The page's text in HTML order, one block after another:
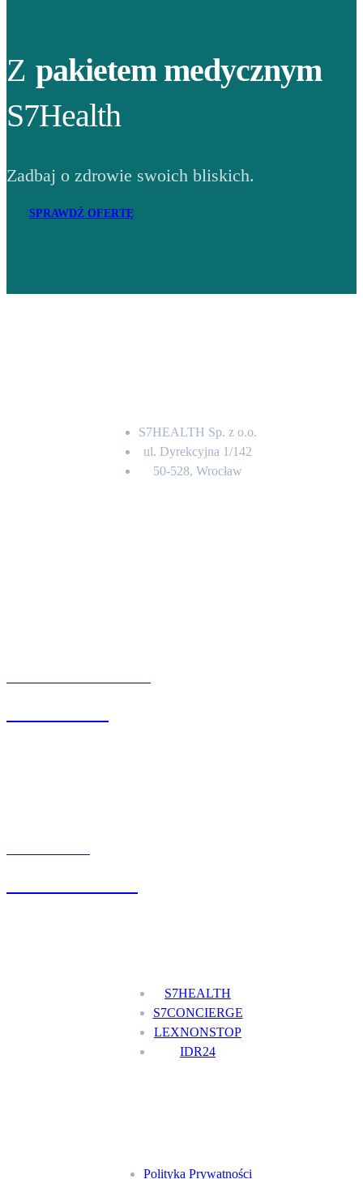
Z pakietem medycznym
S7Health
Zadbaj o zdrowie swoich bliskich.
SPRAWDŹ OFERTĘ
S7HEALTH Sp. z o.o.
ul. Dyrekcyjna 1/142
50-528, Wrocław
S7HEALTH
S7CONCIERGE
LEXNONSTOP
IDR24
Polityka Prywatności